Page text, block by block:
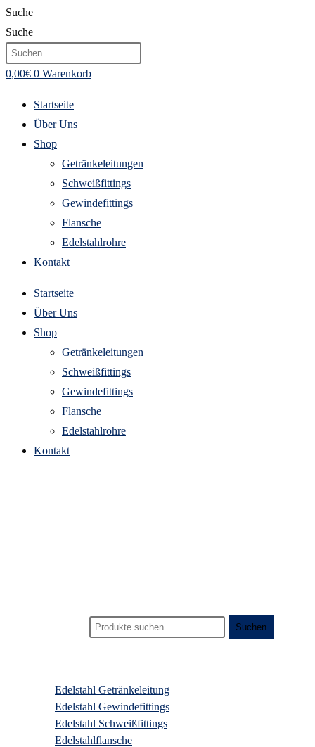
Suche
Suche
0,00€ 0 Warenkorb
Startseite
Über Uns
Shop
Getränkeleitungen
Schweißfittings
Gewindefittings
Flansche
Edelstahlrohre
Kontakt
Startseite
Über Uns
Shop
Getränkeleitungen
Schweißfittings
Gewindefittings
Flansche
Edelstahlrohre
Kontakt
Suchen
Edelstahl Getränkeleitung
Edelstahl Gewindefittings
Edelstahl Schweißfittings
Edelstahlflansche